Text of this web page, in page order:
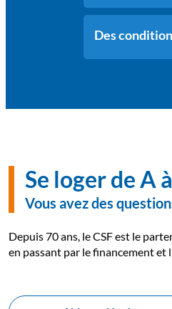
Des
Se loger de A
Vous avez des
Depuis 70 ans, le CSF est le
en passant par le financement et